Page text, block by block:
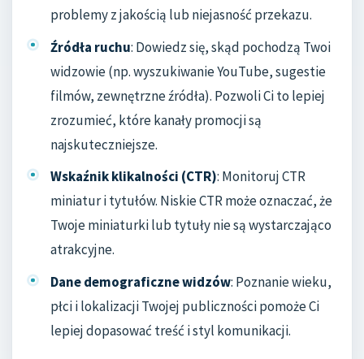
problemy z jakością lub niejasność przekazu.
Źródła ruchu: Dowiedz się, skąd pochodzą Twoi
widzowie (np. wyszukiwanie YouTube, sugestie
filmów, zewnętrzne źródła). Pozwoli Ci to lepiej
zrozumieć, które kanały promocji są
najskuteczniejsze.
Wskaźnik klikalności (CTR): Monitoruj CTR
miniatur i tytułów. Niskie CTR może oznaczać, że
Twoje miniaturki lub tytuły nie są wystarczająco
atrakcyjne.
Dane demograficzne widzów: Poznanie wieku,
płci i lokalizacji Twojej publiczności pomoże Ci
lepiej dopasować treść i styl komunikacji.